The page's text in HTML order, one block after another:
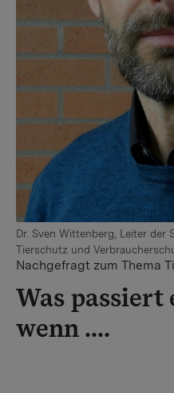
Dr. Sven Wittenberg, Leiter der
Tierschutz und
Nachgefragt zum Thema
Was
wenn ....